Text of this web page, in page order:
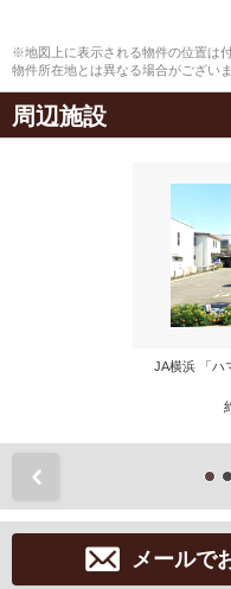
※地図上に表示される物件の位置は
物件所在地とは異なる場合がございま
周辺施設
JA横浜 「ハ
メールで